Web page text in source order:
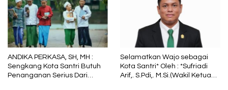
ANDIKA PERKASA, SH, MH :
Sengkang Kota Santri Butuh
Penanganan Serius Dari
Selamatkan Wajo sebagai
Kota Santri* Oleh : *Sufriadi
Arif,. S.Pdi,. M.Si.(Wakil Ketua